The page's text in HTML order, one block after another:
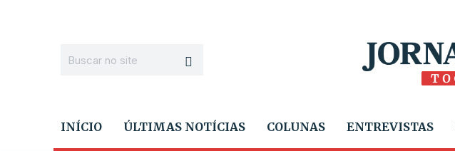
INÍCIO ÚLTIMAS NOTÍCIAS COLUNAS ENTREVISTAS